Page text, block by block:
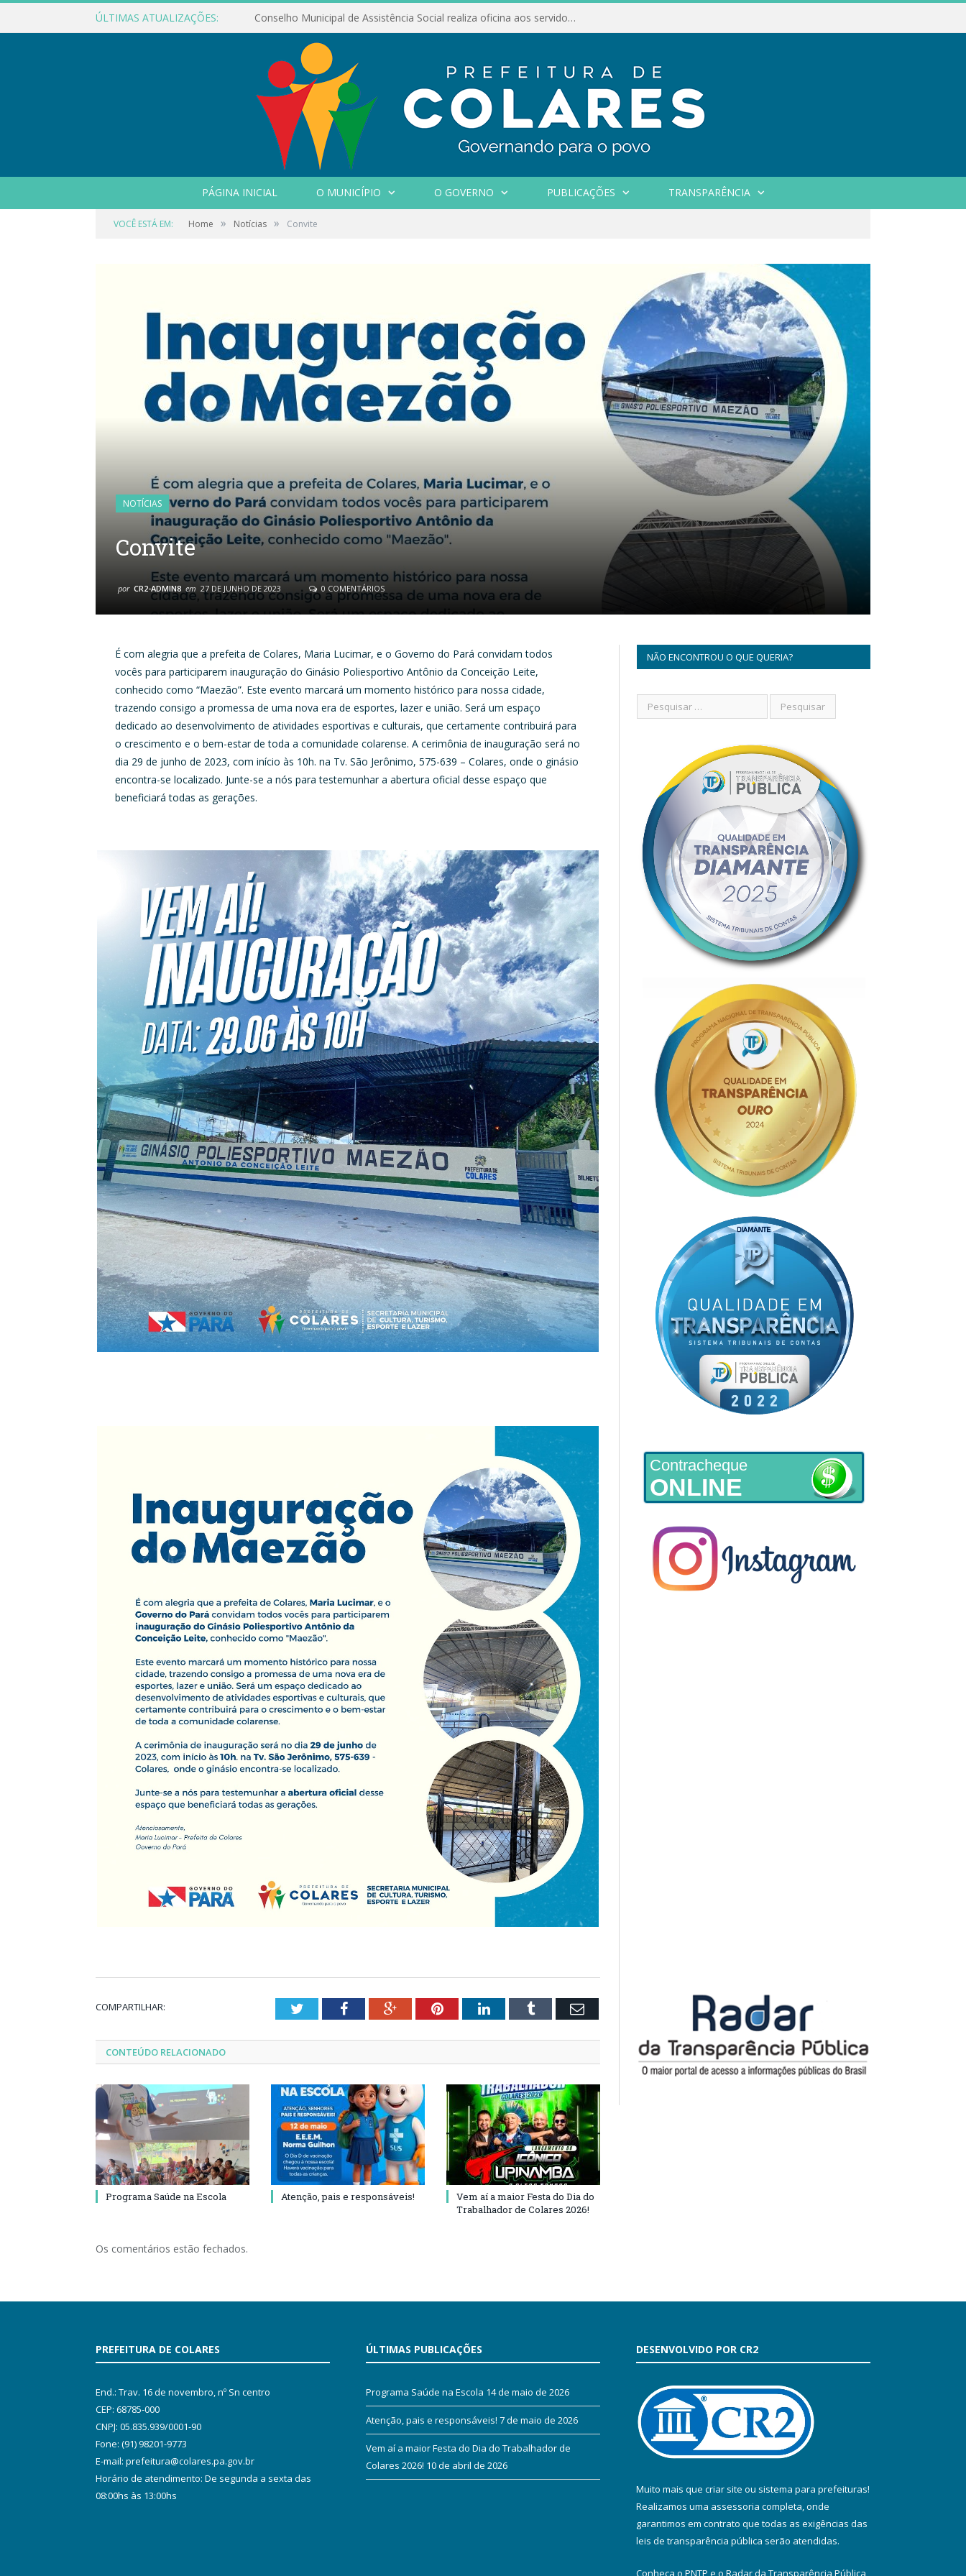
ÚLTIMAS ATUALIZAÇÕES: Conselho Municipal de Assistência Social realiza oficina aos servidores
PÁGINA INICIAL O MUNICÍPIO O GOVERNO PUBLICAÇÕES TRANSPARÊNCIA
VOCÊ ESTÁ EM: Home » Notícias » Convite
NOTÍCIAS
Convite
por CR2-ADMIN8 em 27 DE JUNHO DE 2023 0 COMENTÁRIOS
É com alegria que a prefeita de Colares, Maria Lucimar, e o Governo do Pará convidam todos
vocês para participarem inauguração do Ginásio Poliesportivo Antônio da Conceição Leite,
conhecido como “Maezão”. Este evento marcará um momento histórico para nossa cidade,
trazendo consigo a promessa de uma nova era de esportes, lazer e união. Será um espaço
dedicado ao desenvolvimento de atividades esportivas e culturais, que certamente contribuirá para
o crescimento e o bem-estar de toda a comunidade colarense. A cerimônia de inauguração será no
dia 29 de junho de 2023, com início às 10h. na Tv. São Jerônimo, 575-639 – Colares, onde o ginásio
encontra-se localizado. Junte-se a nós para testemunhar a abertura oficial desse espaço que
beneficiará todas as gerações.
COMPARTILHAR: TwitterFacebookGoogle+PinterestLinkedInTumblr Email
CONTEÚDO RELACIONADO
Programa Saúde na Escola Atenção, pais e responsáveis!
Vem aí a maior Festa do Dia do
Trabalhador de Colares 2026!
Os comentários estão fechados.
NÃO ENCONTROU O QUE QUERIA?
Contracheque
ONLINE
PREFEITURA DE COLARES
End.: Trav. 16 de novembro, nº Sn centro
CEP: 68785-000
CNPJ: 05.835.939/0001-90
Fone: (91) 98201-9773
E-mail: prefeitura@colares.pa.gov.br
Horário de atendimento: De segunda a sexta das
08:00hs às 13:00hs
ÚLTIMAS PUBLICAÇÕES
Programa Saúde na Escola 14 de maio de 2026
Atenção, pais e responsáveis! 7 de maio de 2026
Vem aí a maior Festa do Dia do Trabalhador de
Colares 2026! 10 de abril de 2026
DESENVOLVIDO POR CR2
Muito mais que criar site ou sistema para prefeituras!
Realizamos uma assessoria completa, onde
garantimos em contrato que todas as exigências das
leis de transparência pública serão atendidas.